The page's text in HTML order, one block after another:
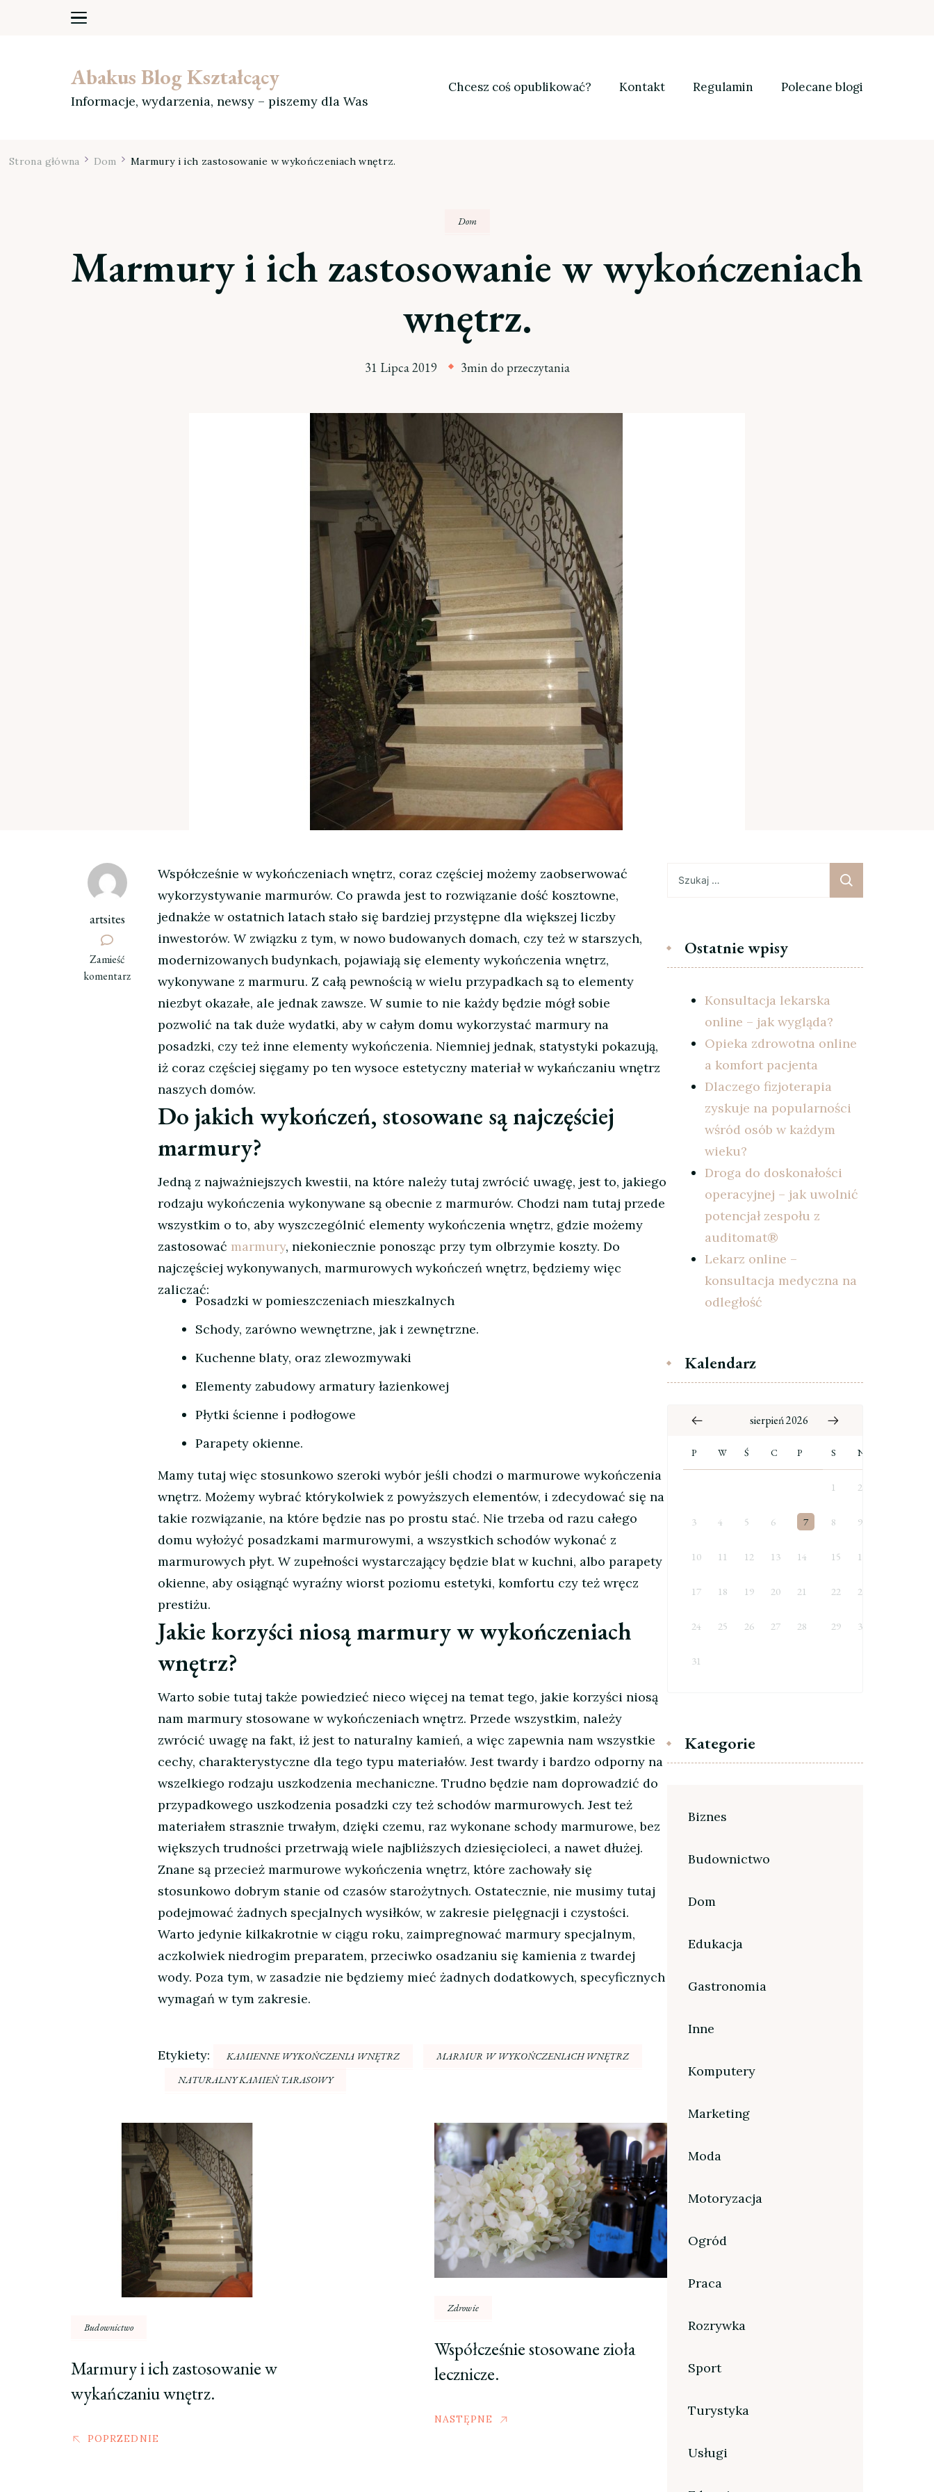
Abakus Blog Kształcący
Informacje, wydarzenia, newsy – piszemy dla Was
Chcesz coś opublikować? Kontakt Regulamin Polecane blogi
Strona główna Dom Marmury i ich zastosowanie w wykończeniach wnętrz.
Dom
Marmury i ich zastosowanie w wykończeniach
wnętrz.
31 Lipca 2019 3min do przeczytania
artsites
Zamieść
komentarz
we
wpisie
zastosowanie
wykończeniach
Współcześnie w wykończeniach wnętrz, coraz częściej możemy zaobserwować
wykorzystywanie marmurów. Co prawda jest to rozwiązanie dość kosztowne,
jednakże w ostatnich latach stało się bardziej przystępne dla większej liczby
inwestorów. W związku z tym, w nowo budowanych domach, czy też w starszych,
modernizowanych budynkach, pojawiają się elementy wykończenia wnętrz,
wykonywane z marmuru. Z całą pewnością w wielu przypadkach są to elementy
niezbyt okazałe, ale jednak zawsze. W sumie to nie każdy będzie mógł sobie
pozwolić na tak duże wydatki, aby w całym domu wykorzystać marmury na
posadzki, czy też inne elementy wykończenia. Niemniej jednak, statystyki pokazują,
iż coraz częściej sięgamy po ten wysoce estetyczny materiał w wykańczaniu wnętrz
naszych domów.
Do jakich wykończeń, stosowane są najczęściej
marmury?
Jedną z najważniejszych kwestii, na które należy tutaj zwrócić uwagę, jest to, jakiego
rodzaju wykończenia wykonywane są obecnie z marmurów. Chodzi nam tutaj przede
wszystkim o to, aby wyszczególnić elementy wykończenia wnętrz, gdzie możemy
zastosować marmury, niekoniecznie ponosząc przy tym olbrzymie koszty. Do
najczęściej wykonywanych, marmurowych wykończeń wnętrz, będziemy więc
zaliczać:
Posadzki w pomieszczeniach mieszkalnych
Schody, zarówno wewnętrzne, jak i zewnętrzne.
Kuchenne blaty, oraz zlewozmywaki
Elementy zabudowy armatury łazienkowej
Płytki ścienne i podłogowe
Parapety okienne.
Mamy tutaj więc stosunkowo szeroki wybór jeśli chodzi o marmurowe wykończenia
wnętrz. Możemy wybrać którykolwiek z powyższych elementów, i zdecydować się na
takie rozwiązanie, na które będzie nas po prostu stać. Nie trzeba od razu całego
domu wyłożyć posadzkami marmurowymi, a wszystkich schodów wykonać z
marmurowych płyt. W zupełności wystarczający będzie blat w kuchni, albo parapety
okienne, aby osiągnąć wyraźny wiorst poziomu estetyki, komfortu czy też wręcz
prestiżu.
Jakie korzyści niosą marmury w wykończeniach
wnętrz?
Warto sobie tutaj także powiedzieć nieco więcej na temat tego, jakie korzyści niosą
nam marmury stosowane w wykończeniach wnętrz. Przede wszystkim, należy
zwrócić uwagę na fakt, iż jest to naturalny kamień, a więc zapewnia nam wszystkie
cechy, charakterystyczne dla tego typu materiałów. Jest twardy i bardzo odporny na
wszelkiego rodzaju uszkodzenia mechaniczne. Trudno będzie nam doprowadzić do
przypadkowego uszkodzenia posadzki czy też schodów marmurowych. Jest też
materiałem strasznie trwałym, dzięki czemu, raz wykonane schody marmurowe, bez
większych trudności przetrwają wiele najbliższych dziesięcioleci, a nawet dłużej.
Znane są przecież marmurowe wykończenia wnętrz, które zachowały się
stosunkowo dobrym stanie od czasów starożytnych. Ostatecznie, nie musimy tutaj
podejmować żadnych specjalnych wysiłków, w zakresie pielęgnacji i czystości.
Warto jedynie kilkakrotnie w ciągu roku, zaimpregnować marmury specjalnym,
aczkolwiek niedrogim preparatem, przeciwko osadzaniu się kamienia z twardej
wody. Poza tym, w zasadzie nie będziemy mieć żadnych dodatkowych, specyficznych
wymagań w tym zakresie.
Etykiety: KAMIENNE WYKOŃCZENIA WNĘTRZ
MARMUR W WYKOŃCZENIACH WNĘTRZ
NATURALNY KAMIEŃ TARASOWY
Nawigacja
wpisu
Budownictwo
Marmury i ich zastosowanie w
wykańczaniu wnętrz.
POPRZEDNIE
Zdrowie
Współcześnie stosowane zioła
lecznicze.
NASTĘPNE
Ostatnie wpisy
Konsultacja lekarska
online – jak wygląda?
Opieka zdrowotna online
a komfort pacjenta
Dlaczego fizjoterapia
zyskuje na popularności
wśród osób w każdym
wieku?
Droga do doskonałości
operacyjnej – jak uwolnić
potencjał zespołu z
auditomat®
Lekarz online –
konsultacja medyczna na
odległość
Kalendarz
sierpień 2026
P W Ś C P S N
1 2
3 4 5 6 7 8 9
10 11 12 13 14 15 16
17 18 19 20 21 22 23
24 25 26 27 28 29 30
31
Kategorie
Biznes
Budownictwo
Dom
Edukacja
Gastronomia
Inne
Komputery
Marketing
Moda
Motoryzacja
Ogród
Praca
Rozrywka
Sport
Turystyka
Usługi